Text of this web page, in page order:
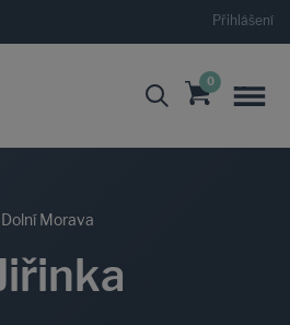
Přihlášení
0
Morava